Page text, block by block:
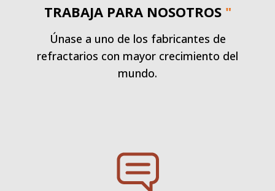
TRABAJA PARA NOSOTROS "
Únase a uno de los fabricantes de
refractarios con mayor crecimiento del
mundo.